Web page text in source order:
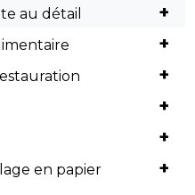
+
au détail
+
+
+
+
+
en papier